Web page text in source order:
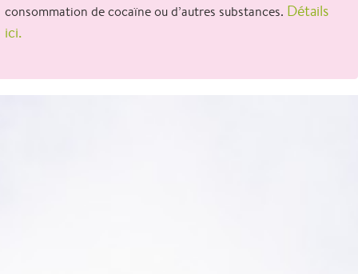
consommation de cocaïne ou d’autres substances. Détails
ici.